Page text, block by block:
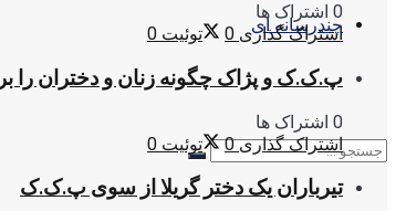
چندرسانه ای
0 اشتراک ها
اشتراک گذاری 0 توئیت 0
پ.ک.ک و پژاک چگونه زنان و دختران را
0 اشتراک ها
اشتراک گذاری 0 توئیت 0
تیرباران یک دختر گریلا از سوی پ.ک.ک